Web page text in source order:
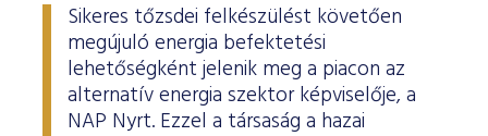
Sikeres tőzsdei felkészülést követően
megújuló energia befektetési
lehetőségként jelenik meg a piacon az
alternatív energia szektor képviselője, a
NAP Nyrt. Ezzel a társaság a hazai